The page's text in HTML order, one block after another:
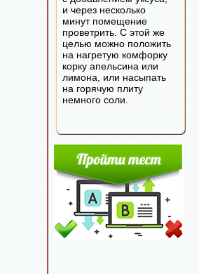
и через несколько
минут помещение
проветрить. С этой же
целью можно положить
на нагретую комфорку
корку апельсина или
лимона, или насыпать
на горячую плиту
немного соли.